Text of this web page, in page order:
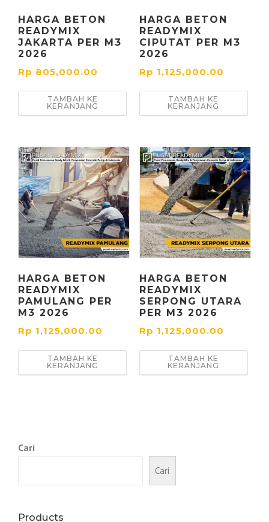
HARGA BETON
READYMIX
JAKARTA PER M3
2026
Rp 805,000.00
TAMBAH KE
KERANJANG
HARGA BETON
READYMIX
CIPUTAT PER M3
2026
Rp 1,125,000.00
TAMBAH KE
KERANJANG
HARGA BETON
READYMIX
PAMULANG PER
M3 2026
Rp 1,125,000.00
TAMBAH KE
KERANJANG
HARGA BETON
READYMIX
SERPONG UTARA
PER M3 2026
Rp 1,125,000.00
TAMBAH KE
KERANJANG
Cari
Cari
Products